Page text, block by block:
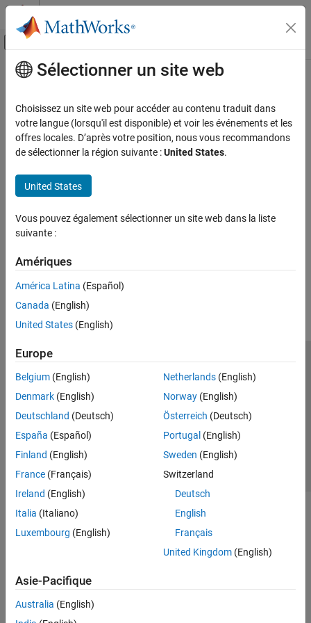
Passer au contenu
Activer/désactiver l'affichage du menu
Accueil de la documentation
Contenu principal
How useful was this information?
Sélectionner un site web
Choisissez un site web pour accéder au contenu traduit dans
votre langue (lorsqu'il est disponible) et voir les événements et les
offres locales. D’après votre position, nous vous recommandons
de sélectionner la région suivante :United States.
United States
Vous pouvez également sélectionner un site web dans la liste
suivante :
Amériques
América Latina (Español)
Canada (English)
United States (English)
Europe
Belgium (English)
Denmark (English)
Deutschland (Deutsch)
España (Español)
Finland (English)
France (Français)
Ireland (English)
Italia (Italiano)
Luxembourg (English)
Netherlands(English)
Norway(English)
Österreich (Deutsch)
Portugal (English)
Sweden (English)
Switzerland
Deutsch
English
Français
United Kingdom(English)
Asie-Pacifique
Australia (English)
Lutte anti-piratage
Contacts locaux
© 1994-2026 The MathWorks, Inc.